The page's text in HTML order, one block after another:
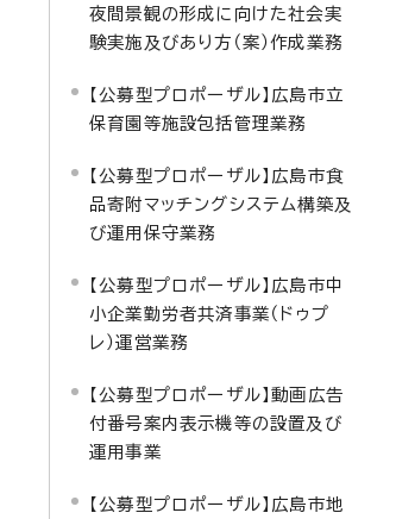
夜間景観の形成に向けた社会実
験実施及びあり方（案）作成業務
【公募型プロポーザル】広島市立
保育園等施設包括管理業務
【公募型プロポーザル】広島市食
品寄附マッチングシステム構築及
び運用保守業務
【公募型プロポーザル】広島市中
小企業勤労者共済事業（ドゥプ
レ）運営業務
【公募型プロポーザル】動画広告
付番号案内表示機等の設置及び
運用事業
【公募型プロポーザル】広島市地